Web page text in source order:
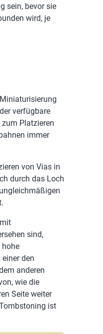
sein, bevor sie
wird, je
verfügbare
Platzieren
immer
von Vias in
durch das Loch
sind,
hohe
den
anderen
wie die
Seite weiter
ist